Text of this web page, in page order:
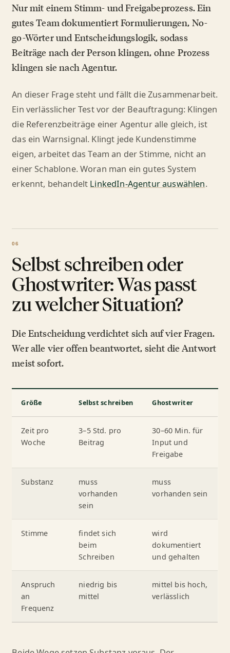
Nur mit einem Stimm- und Freigabeprozess. Ein
gutes Team dokumentiert Formulierungen, No-
go-Wörter und Entscheidungslogik, sodass
Beiträge nach der Person klingen, ohne Prozess
klingen sie nach Agentur.
An dieser Frage steht und fällt die Zusammenarbeit.
Ein verlässlicher Test vor der Beauftragung: Klingen
die Referenzbeiträge einer Agentur alle gleich, ist
das ein Warnsignal. Klingt jede Kundenstimme
eigen, arbeitet das Team an der Stimme, nicht an
einer Schablone. Woran man ein gutes System
erkennt, behandelt LinkedIn-Agentur auswählen.
Selbst schreiben oder
Ghostwriter: Was passt
zu welcher Situation?
Die Entscheidung verdichtet sich auf vier Fragen.
Wer alle vier offen beantwortet, sieht die Antwort
meist sofort.
Größe Selbst schreiben Ghostwriter
Zeit pro
Woche
3–5 Std. pro
Beitrag
30–60 Min. für
Input und
Freigabe
Substanz
muss
vorhanden
sein
muss
vorhanden sein
Stimme
findet sich
beim
Schreiben
wird
dokumentiert
und gehalten
Anspruch
an
Frequenz
niedrig bis
mittel
mittel bis hoch,
verlässlich